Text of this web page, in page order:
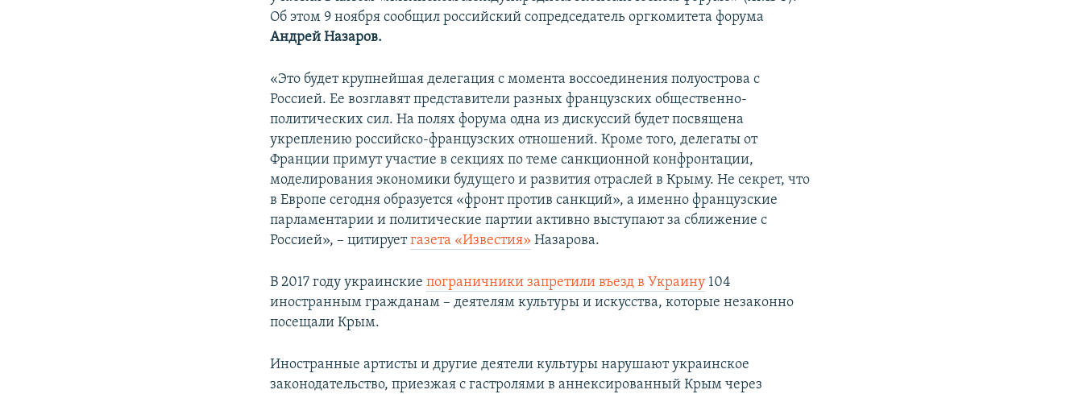
Об этом 9 ноября сообщил российский сопредседатель оргкомитета форума
Андрей Назаров.
«Это будет крупнейшая делегация с момента воссоединения полуострова с
Россией. Ее возглавят представители разных французских общественно-
политических сил. На полях форума одна из дискуссий будет посвящена
укреплению российско-французских отношений. Кроме того, делегаты от
Франции примут участие в секциях по теме санкционной конфронтации,
моделирования экономики будущего и развития отраслей в Крыму. Не секрет, что
в Европе сегодня образуется «фронт против санкций», а именно французские
парламентарии и политические партии активно выступают за сближение с
Россией», – цитируетгазета «Известия» Назарова.
В 2017 году украинскиепограничники запретили въезд в Украину 104
иностранным гражданам – деятелям культуры и искусства, которые незаконно
посещали Крым.
​Иностранные артисты и другие деятели культуры нарушают украинское
законодательство, приезжая с гастролями в аннексированный Крым через